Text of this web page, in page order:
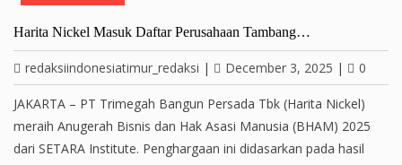
Harita Nickel Masuk Daftar Perusahaan Tambang…
redaksiindonesiatimur_redaksi | December 3, 2025 | 0
JAKARTA – PT Trimegah Bangun Persada Tbk (Harita Nickel)
meraih Anugerah Bisnis dan Hak Asasi Manusia (BHAM) 2025
dari SETARA Institute. Penghargaan ini didasarkan pada hasil